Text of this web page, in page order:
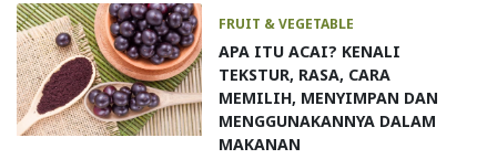
FRUIT & VEGETABLE
APA ITU ACAI? KENALI
TEKSTUR, RASA, CARA
MEMILIH, MENYIMPAN DAN
MENGGUNAKANNYA DALAM
MAKANAN